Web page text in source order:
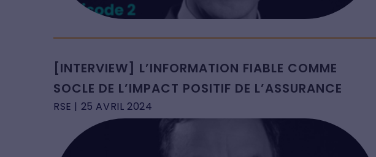
[INTERVIEW] L’INFORMATION FIABLE COMME
SOCLE DE L’IMPACT POSITIF DE L’ASSURANCE
RSE | 25 AVRIL 2024